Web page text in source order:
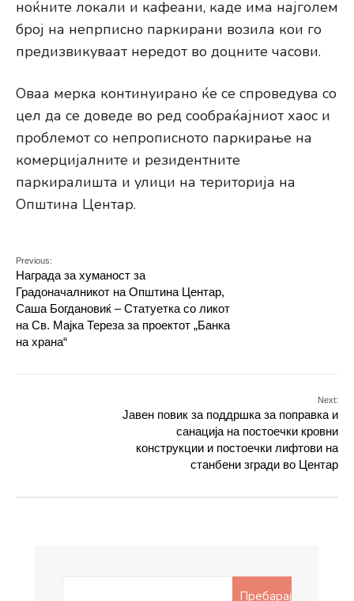
ноќните локали и кафеани, каде има најголем
број на непрписно паркирани возила кои го
предизвикуваат нередот во доцните часови.
Оваа мерка континуирано ќе се спроведува со
цел да се доведе во ред сообраќајниот хаос и
проблемот со непрописното паркирање на
комерцијалните и резидентните
паркиралишта и улици на територија на
Општина Центар.
Previous:
Награда за хуманост за
Градоначалникот на Општина Центар,
Саша Богдановиќ – Статуетка со ликот
на Св. Мајка Тереза за проектот „Банка
на храна“
Next:
Јавен повик за поддршка за поправка и
санација на постоечки кровни
конструкции и постоечки лифтови на
станбени згради во Центар
Пребарај